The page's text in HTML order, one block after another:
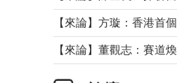
【來論】董觀志：賽道